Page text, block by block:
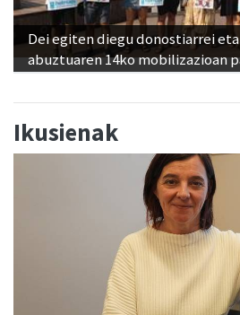
Dei egiten diegu donostiarrei
abuztuaren 14ko mobilizazioan
Ikusienak